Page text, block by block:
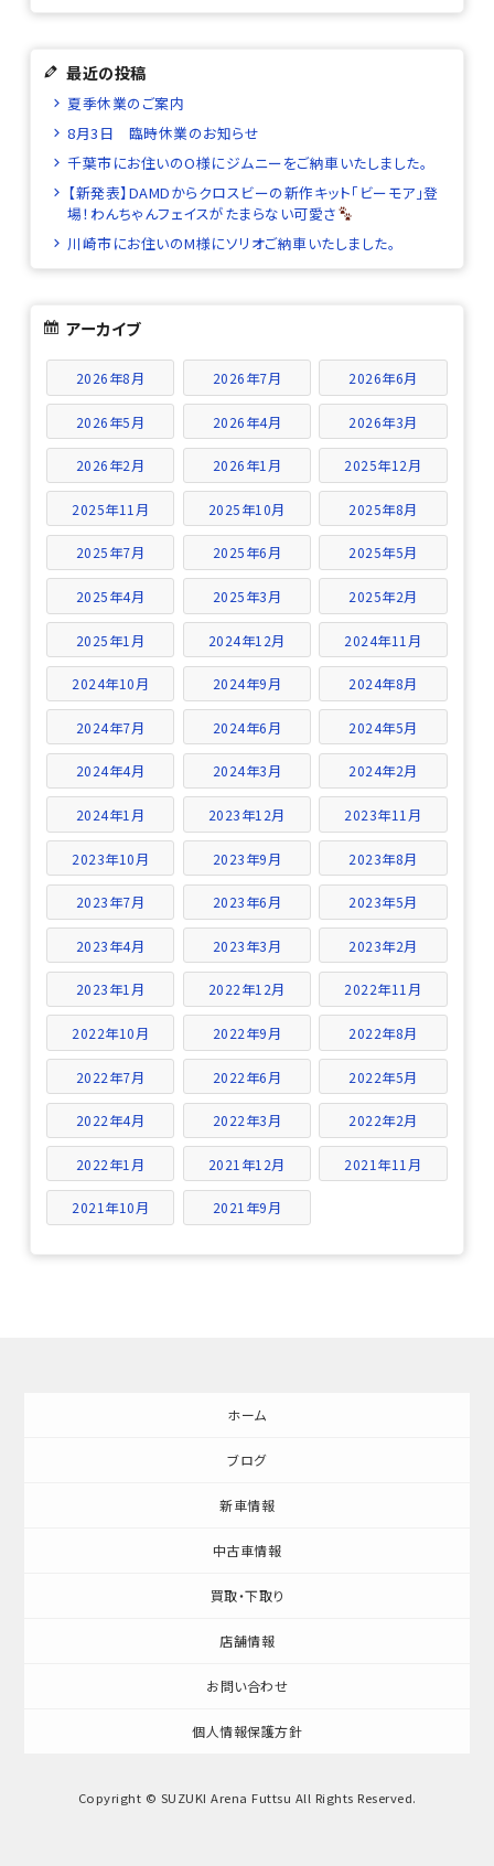
最近の投稿
夏季休業のご案内
8月3日 臨時休業のお知らせ
千葉市にお住いのO様にジムニーをご納車いたしました。
【新発表】DAMDからクロスビーの新作キット「ビーモア」登
場！わんちゃんフェイスがたまらない可愛さ
川崎市にお住いのM様にソリオご納車いたしました。
アーカイブ
2026年8月 2026年7月 2026年6月
2026年5月 2026年4月 2026年3月
2026年2月 2026年1月 2025年12月
2025年11月 2025年10月 2025年8月
2025年7月 2025年6月 2025年5月
2025年4月 2025年3月 2025年2月
2025年1月 2024年12月 2024年11月
2024年10月 2024年9月 2024年8月
2024年7月 2024年6月 2024年5月
2024年4月 2024年3月 2024年2月
2024年1月 2023年12月 2023年11月
2023年10月 2023年9月 2023年8月
2023年7月 2023年6月 2023年5月
2023年4月 2023年3月 2023年2月
2023年1月 2022年12月 2022年11月
2022年10月 2022年9月 2022年8月
2022年7月 2022年6月 2022年5月
2022年4月 2022年3月 2022年2月
2022年1月 2021年12月 2021年11月
2021年10月 2021年9月
ホーム
ブログ
新車情報
中古車情報
買取・下取り
店舗情報
お問い合わせ
個人情報保護方針
Copyright © SUZUKI Arena Futtsu All Rights Reserved.